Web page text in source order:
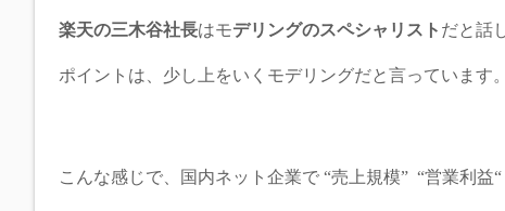
楽天の三木谷社長はモデリングのスペシャリスト だと話
ポイントは、少し上をいくモデリングだと言っています。
こんな感じで、国内ネット企業で “売上規模” “営業利